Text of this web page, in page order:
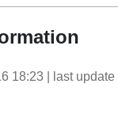
18:23 | last update